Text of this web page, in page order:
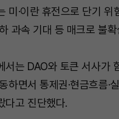
미·이란 휴전으로 단기 위
과속 기대 등 매크로 불
서는 DAO와 토큰 서사가
하면서 통제권·현금흐름·
다고 진단했다.